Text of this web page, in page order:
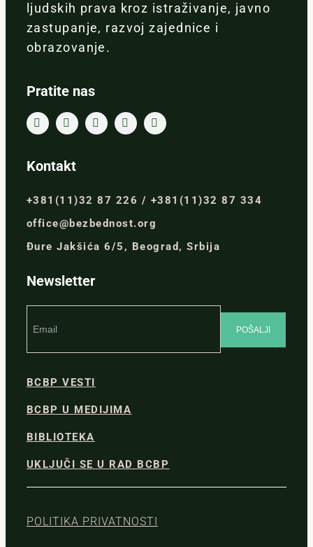
ljudskih prava kroz istraživanje, javno
zastupanje, razvoj zajednice i
obrazovanje.
Pratite nas
Kontakt
+381(11)32 87 226 / +381(11)32 87 334
office@bezbednost.org
Đure Jakšića 6/5, Beograd, Srbija
Newsletter
BCBP VESTI
BCBP U MEDIJIMA
BIBLIOTEKA
UKLJUČI SE U RAD BCBP
POLITIKA PRIVATNOSTI